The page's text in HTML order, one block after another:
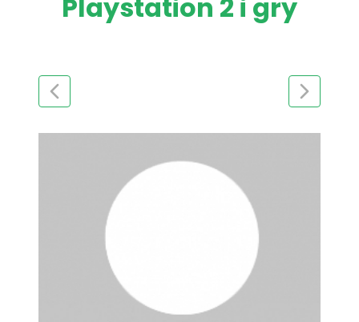
Playstation 2 i gry